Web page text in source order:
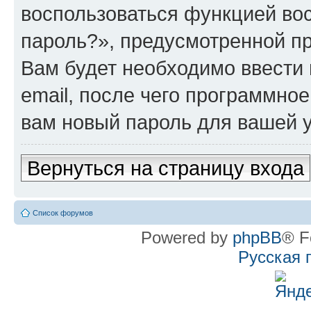
воспользоваться функцией
пароль?», предусмотренной
Вам будет необходимо
email, после чего
вам новый пароль для вашей
Вернуться на страницу входа
Список форумов
Powered by phpBB®
Русская